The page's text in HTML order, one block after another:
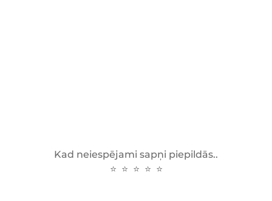
Kad neiespējami sapņi piepildās..
⭐ ⭐ ⭐ ⭐ ⭐